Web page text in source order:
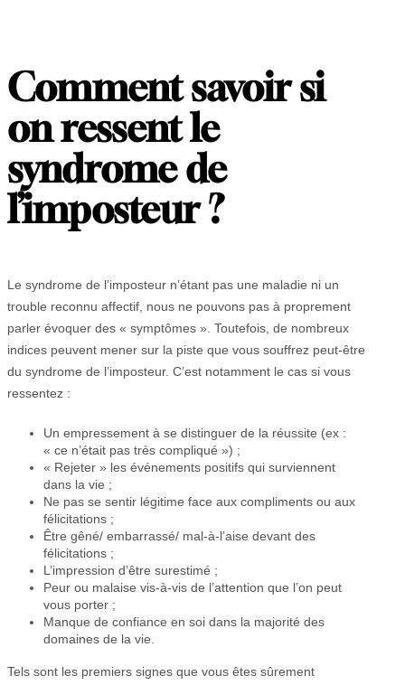
Comment savoir si
on ressent le
syndrome de
l’imposteur ?
Le syndrome de l’imposteur n’étant pas une maladie ni un
trouble reconnu affectif, nous ne pouvons pas à proprement
parler évoquer des « symptômes ». Toutefois, de nombreux
indices peuvent mener sur la piste que vous souffrez peut-être
du syndrome de l’imposteur. C’est notamment le cas si vous
ressentez :
Un empressement à se distinguer de la réussite (ex :
« ce n’était pas très compliqué ») ;
« Rejeter » les événements positifs qui surviennent
dans la vie ;
Ne pas se sentir légitime face aux compliments ou aux
félicitations ;
Être gêné/ embarrassé/ mal-à-l’aise devant des
félicitations ;
L’impression d’être surestimé ;
Peur ou malaise vis-à-vis de l’attention que l’on peut
vous porter ;
Manque de confiance en soi dans la majorité des
domaines de la vie.
Tels sont les premiers signes que vous êtes sûrement